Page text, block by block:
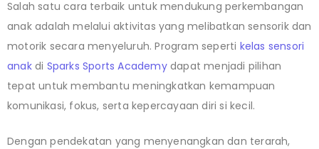
Salah satu cara terbaik untuk mendukung perkembangan
anak adalah melalui aktivitas yang melibatkan sensorik dan
motorik secara menyeluruh. Program seperti kelas sensori
anakdi Sparks Sports Academydapat menjadi pilihan
tepat untuk membantu meningkatkan kemampuan
komunikasi, fokus, serta kepercayaan diri si kecil.
Dengan pendekatan yang menyenangkan dan terarah,